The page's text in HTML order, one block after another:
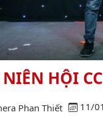
NIÊN HỘI
Phan Thiết 11/